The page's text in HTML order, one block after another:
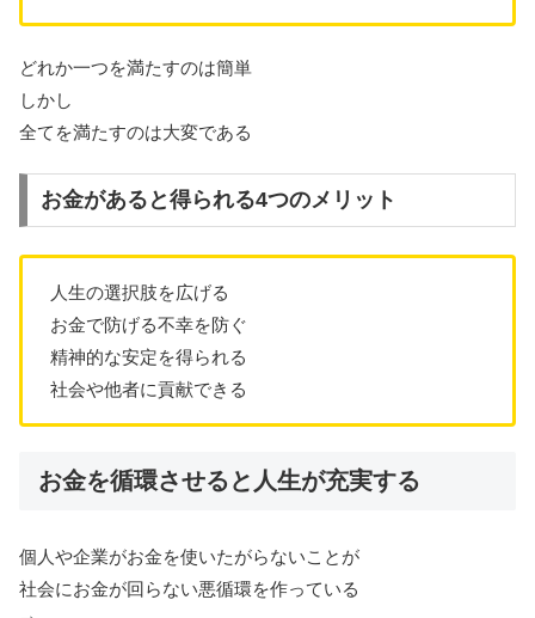
どれか一つを満たすのは簡単
しかし
全てを満たすのは大変である
お金があると得られる4つのメリット
人生の選択肢を広げる
お金で防げる不幸を防ぐ
精神的な安定を得られる
社会や他者に貢献できる
お金を循環させると人生が充実する
個人や企業がお金を使いたがらないことが
社会にお金が回らない悪循環を作っている